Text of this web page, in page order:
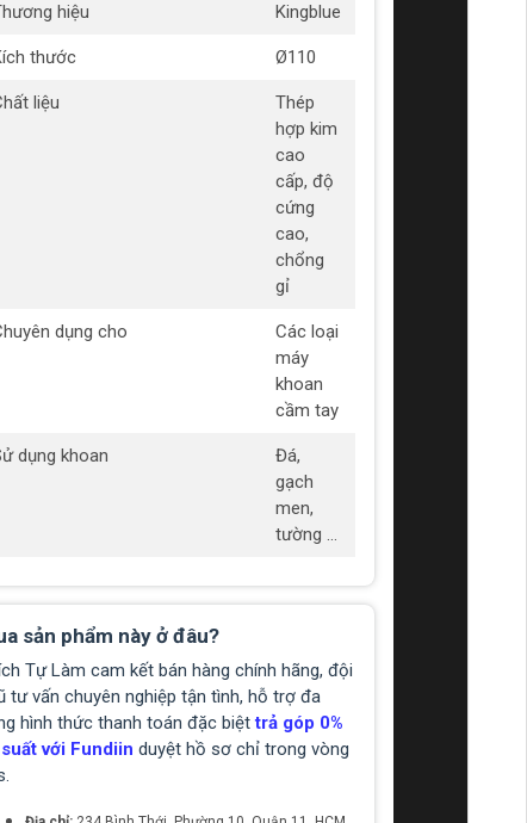
hiệu Kingblue
thước Ø110
liệu
Thép
hợp kim
cao
cấp, độ
cứng
cao,
chổng
gỉ
dụng cho
Các loại
máy
khoan
cầm tay
dụng khoan
Đá,
gạch
men,
tường ...
sản phẩm này ở đâu?
Tự Làm cam kết bán hàng chính hãng, đội
tư vấn chuyên nghiệp tận tình, hỗ trợ đa
hình thức thanh toán đặc biệttrả góp 0%
với Fundiin duyệt hồ sơ chỉ trong vòng